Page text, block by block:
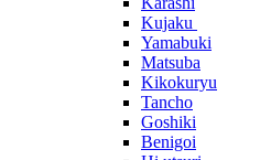
Kujaku
Yamabuki
Matsuba
Kikokuryu
Tancho
Goshiki
Benigoi